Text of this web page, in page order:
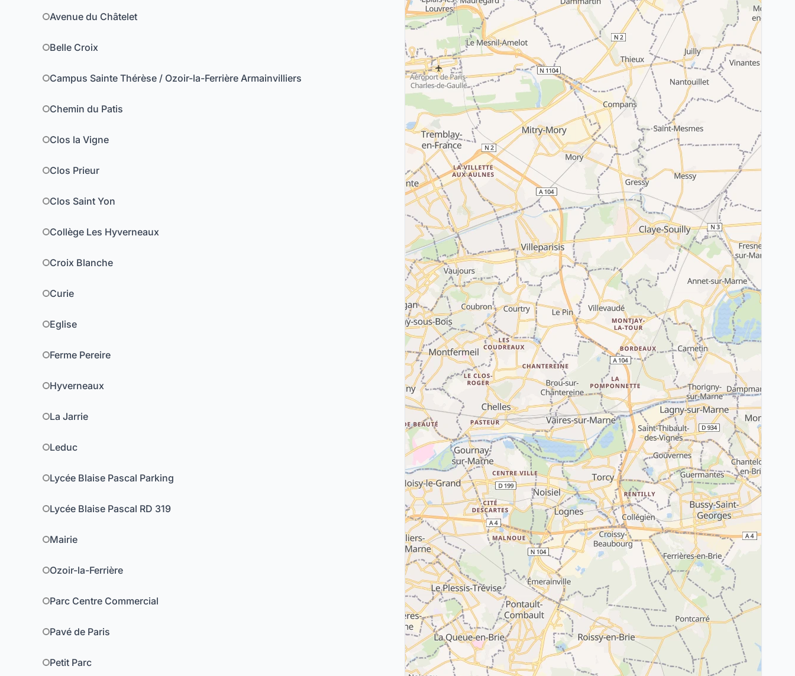
Avenue du Châtelet
Belle Croix
Campus Sainte Thérèse / Ozoir-la-Ferrière Armainvilliers
Chemin du Patis
Clos la Vigne
Clos Prieur
Clos Saint Yon
Collège Les Hyverneaux
Croix Blanche
Curie
Eglise
Ferme Pereire
Hyverneaux
La Jarrie
Leduc
Lycée Blaise Pascal Parking
Lycée Blaise Pascal RD 319
Mairie
Ozoir-la-Ferrière
Parc Centre Commercial
Pavé de Paris
Petit Parc